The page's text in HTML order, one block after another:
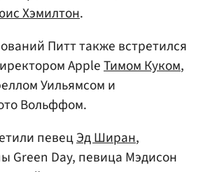
Хэмилтон.
Питт также встретился
AppleТимом Куком,
Уильямсом и
Вольффом.
певецЭд Ширан,
Green Day, певица Мэдисон